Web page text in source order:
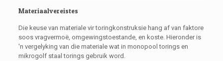
Materiaalvereistes
Die keuse van materiale vir toringkonstruksie hang af van faktore
soos vragvermoë, omgewingstoestande, en koste. Hieronder is
'n vergelyking van die materiale wat in monopool torings en
mikrogolf staal torings gebruik word.